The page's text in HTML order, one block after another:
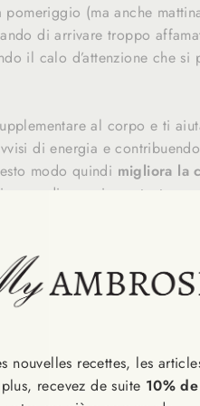
(ma anche
di arrivare troppo
il calo d’attenzione che si
al corpo e ti
di energia e
modo quindi migliora la
di energia costante
necessario per
MODO SANO: 6
peso, ovvero di migliorare
sana e sport, è
nouvelles recettes, les
recevez de suite 10%